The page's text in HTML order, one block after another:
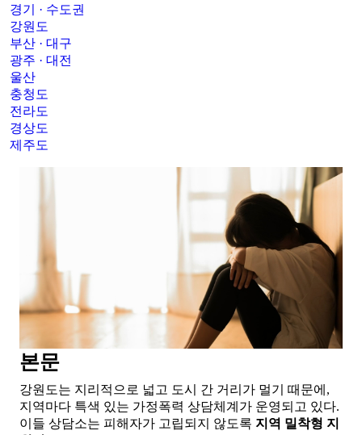
본문
강원도는 지리적으로 넓고 도시 간 거리가 멀기 때문에,
지역마다 특색 있는 가정폭력 상담체계가 운영되고 있다.
이들 상담소는 피해자가 고립되지 않도록 지역 밀착형 지
경기 · 수도권
강원도
부산 · 대구
광주 · 대전
울산
충청도
전라도
경상도
제주도